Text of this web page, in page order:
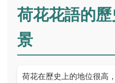
荷花花語的
景
荷花在歷史上的地位很高